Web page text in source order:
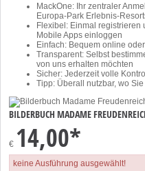
MackOne: Ihr zentraler
Europa-Park Erlebnis-
Flexibel: Einmal registrieren
Mobile Apps einloggen
Einfach: Bequem online
Transparent: Selbst
von uns erhalten möchten
Sicher: Jederzeit volle
Tipp: Überall nutzbar, wo
BILDERBUCH MADAME
€ 14,00*
keine Ausführung ausgewählt!